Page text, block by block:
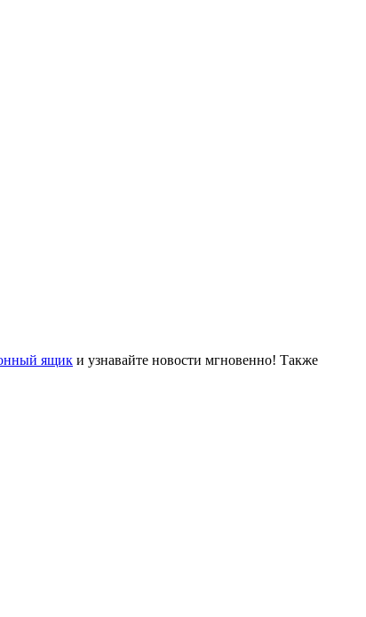
ящик и узнавайте новости мгновенно! Также